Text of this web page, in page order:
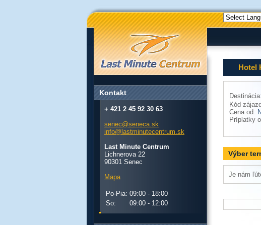
Hotel
Kód
Cena od:
Príplatky
Výber
Je nám
Kontakt
+ 421 2 45 92 30 63
senec@seneca.sk
info@lastminutecentrum.sk
Last Minute Centrum
Lichnerova 22
90301 Senec
Mapa
Po-Pia: 09:00 - 18:00
So:
09:00 - 12:00